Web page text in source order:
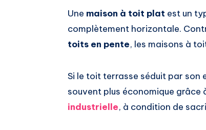
Une maison à toit plat est un
complètement horizontale.
toits en pente, les maisons à
Si le toit terrasse séduit par son
souvent plus économique grâce
industrielle, à condition de